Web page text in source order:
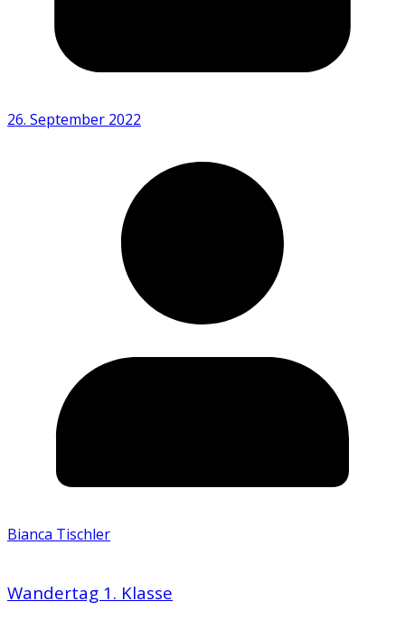
26. September 2022
Bianca Tischler
Wandertag 1. Klasse